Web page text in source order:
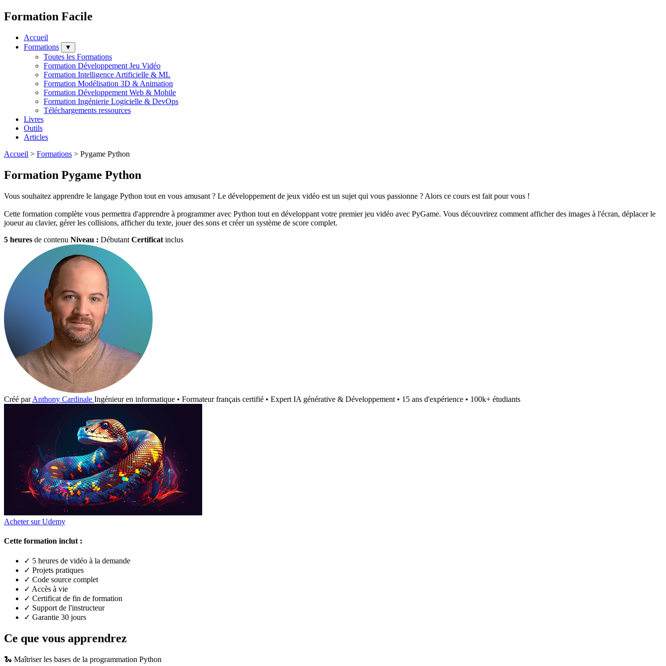
Formation Facile
Accueil
Formations
▼
Toutes les Formations
Formation Développement Jeu Vidéo
Formation Intelligence Artificielle & ML
Formation Modélisation 3D & Animation
Formation Développement Web & Mobile
Formation Ingénierie Logicielle & DevOps
Téléchargements ressources
Livres
Outils
Articles
Accueil > Formations > Pygame Python
Formation Pygame Python
Vous souhaitez apprendre le langage Python tout en vous amusant ? Le développement de jeux vidéo est un sujet qui vous passionne ? Alors ce cours est fait pour vous !
Cette formation complète vous permettra d'apprendre à programmer avec Python tout en développant votre premier jeu vidéo avec PyGame. Vous découvrirez comment afficher des images à l'écran, déplacer le
joueur au clavier, gérer les collisions, afficher du texte, jouer des sons et créer un système de score complet.
5 heures de contenu Niveau : Débutant Certificat inclus
Créé par Anthony Cardinale Ingénieur en informatique • Formateur français certifié • Expert IA générative & Développement • 15 ans d'expérience • 100k+ étudiants
Acheter sur Udemy
Cette formation inclut :
✓ 5 heures de vidéo à la demande
✓ Projets pratiques
✓ Code source complet
✓ Accès à vie
✓ Certificat de fin de formation
✓ Support de l'instructeur
✓ Garantie 30 jours
Ce que vous apprendrez
🐍 Maîtriser les bases de la programmation Python